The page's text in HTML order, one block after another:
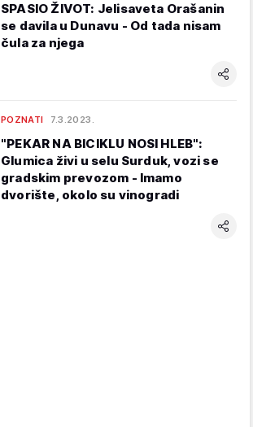
SPASIO ŽIVOT: Jelisaveta Orašanin
se davila u Dunavu - Od tada nisam
čula za njega
POZNATI 7.3.2023.
"PEKAR NA BICIKLU NOSI HLEB":
Glumica živi u selu Surduk, vozi se
gradskim prevozom - Imamo
dvorište, okolo su vinogradi